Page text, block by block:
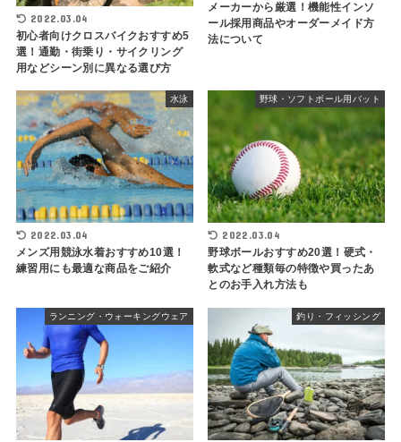
2022.03.04
初心者向けクロスバイクおすすめ5
選！通勤・街乗り・サイクリング
用などシーン別に異なる選び方
メーカーから厳選！機能性インソ
ール採用商品やオーダーメイド方
法について
水泳
2022.03.04
メンズ用競泳水着おすすめ10選！
練習用にも最適な商品をご紹介
野球・ソフトボール用バット
2022.03.04
野球ボールおすすめ20選！硬式・
軟式など種類毎の特徴や買ったあ
とのお手入れ方法も
ランニング・ウォーキングウェア 釣り・フィッシング